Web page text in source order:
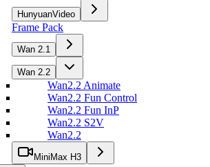
HunyuanVideo
Frame Pack
Wan 2.1
Wan 2.2
Wan2.2 Animate
Wan2.2 Fun Control
Wan2.2 Fun InP
Wan2.2 S2V
Wan2.2
MiniMax H3